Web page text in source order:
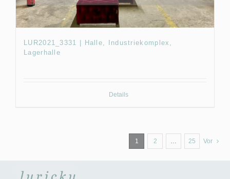
LUR2021_3331 | Halle, Industriekomplex,
Lagerhalle
Details
1 2 … 25 Vor